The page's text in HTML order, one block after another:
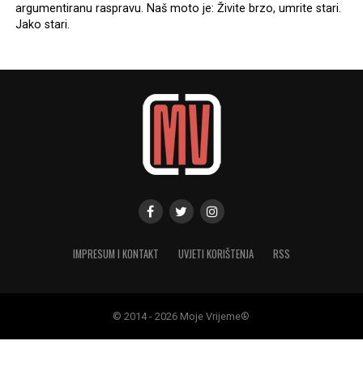
argumentiranu raspravu. Naš moto je: Živite brzo, umrite stari.
Jako stari.
IMPRESUM I KONTAKT UVJETI KORIŠTENJA RSS
© 2014 - 2026 Moje Vrijeme®